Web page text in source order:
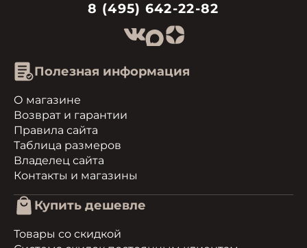
8 (495) 642-22-82
Полезная информация
О магазине
Возврат и гарантии
Правила сайта
Таблица размеров
Владелец сайта
Контакты и магазины
Купить дешевле
Товары со скидкой